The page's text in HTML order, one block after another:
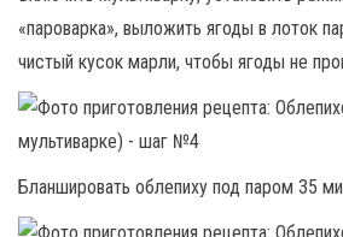
«пароварка», выложить ягоды в лоток
чистый кусок марли, чтобы ягоды не
Бланшировать облепиху под паром 35